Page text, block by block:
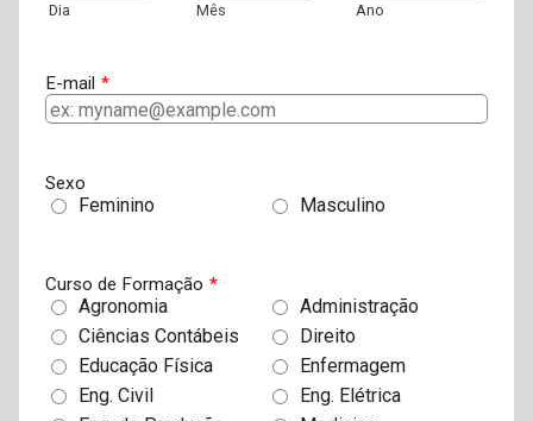
Dia Mês Ano
E-mail *
Sexo
Feminino Masculino
Curso de Formação *
Agronomia
Administração
Ciências Contábeis
Direito
Educação Física
Enfermagem
Eng. Civil
Eng. Elétrica